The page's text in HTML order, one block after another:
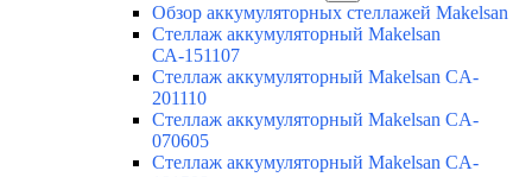
Обзор аккумуляторных стеллажей Makelsan
Стеллаж аккумуляторный Makelsan
СА-151107
Стеллаж аккумуляторный Makelsan CA-
201110
Стеллаж аккумуляторный Makelsan CA-
070605
Стеллаж аккумуляторный Makelsan CA-